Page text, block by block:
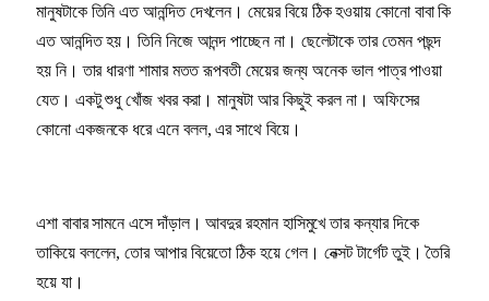
মানুষটাকে তিনি এত আনন্দিত দেখলেন। মেয়ের বিয়ে ঠিক হওয়ায় কোনো বাবা কি
এত আনন্দিত হয়। তিনি নিজে আনন্দ পাচ্ছেন না। ছেলেটাকে তার তেমন পছন্দ
হয় নি। তার ধারণা শামার মতত রূপবতী মেয়ের জন্য অনেক ভাল পাত্র পাওয়া
যেত। একটু শুধু খোঁজ খবর করা। মানুষটা আর কিছুই করল না। অফিসের
কোনো একজনকে ধরে এনে বলল, এর সাথে বিয়ে।
এশা বাবার সামনে এসে দাঁড়াল। আবদুর রহমান হাসিমুখে তার কন্যার দিকে
তাকিয়ে বললেন, তোর আপার বিয়েতো ঠিক হয়ে গেল। নেক্সট টার্গেট তুই। তৈরি
হয়ে যা।